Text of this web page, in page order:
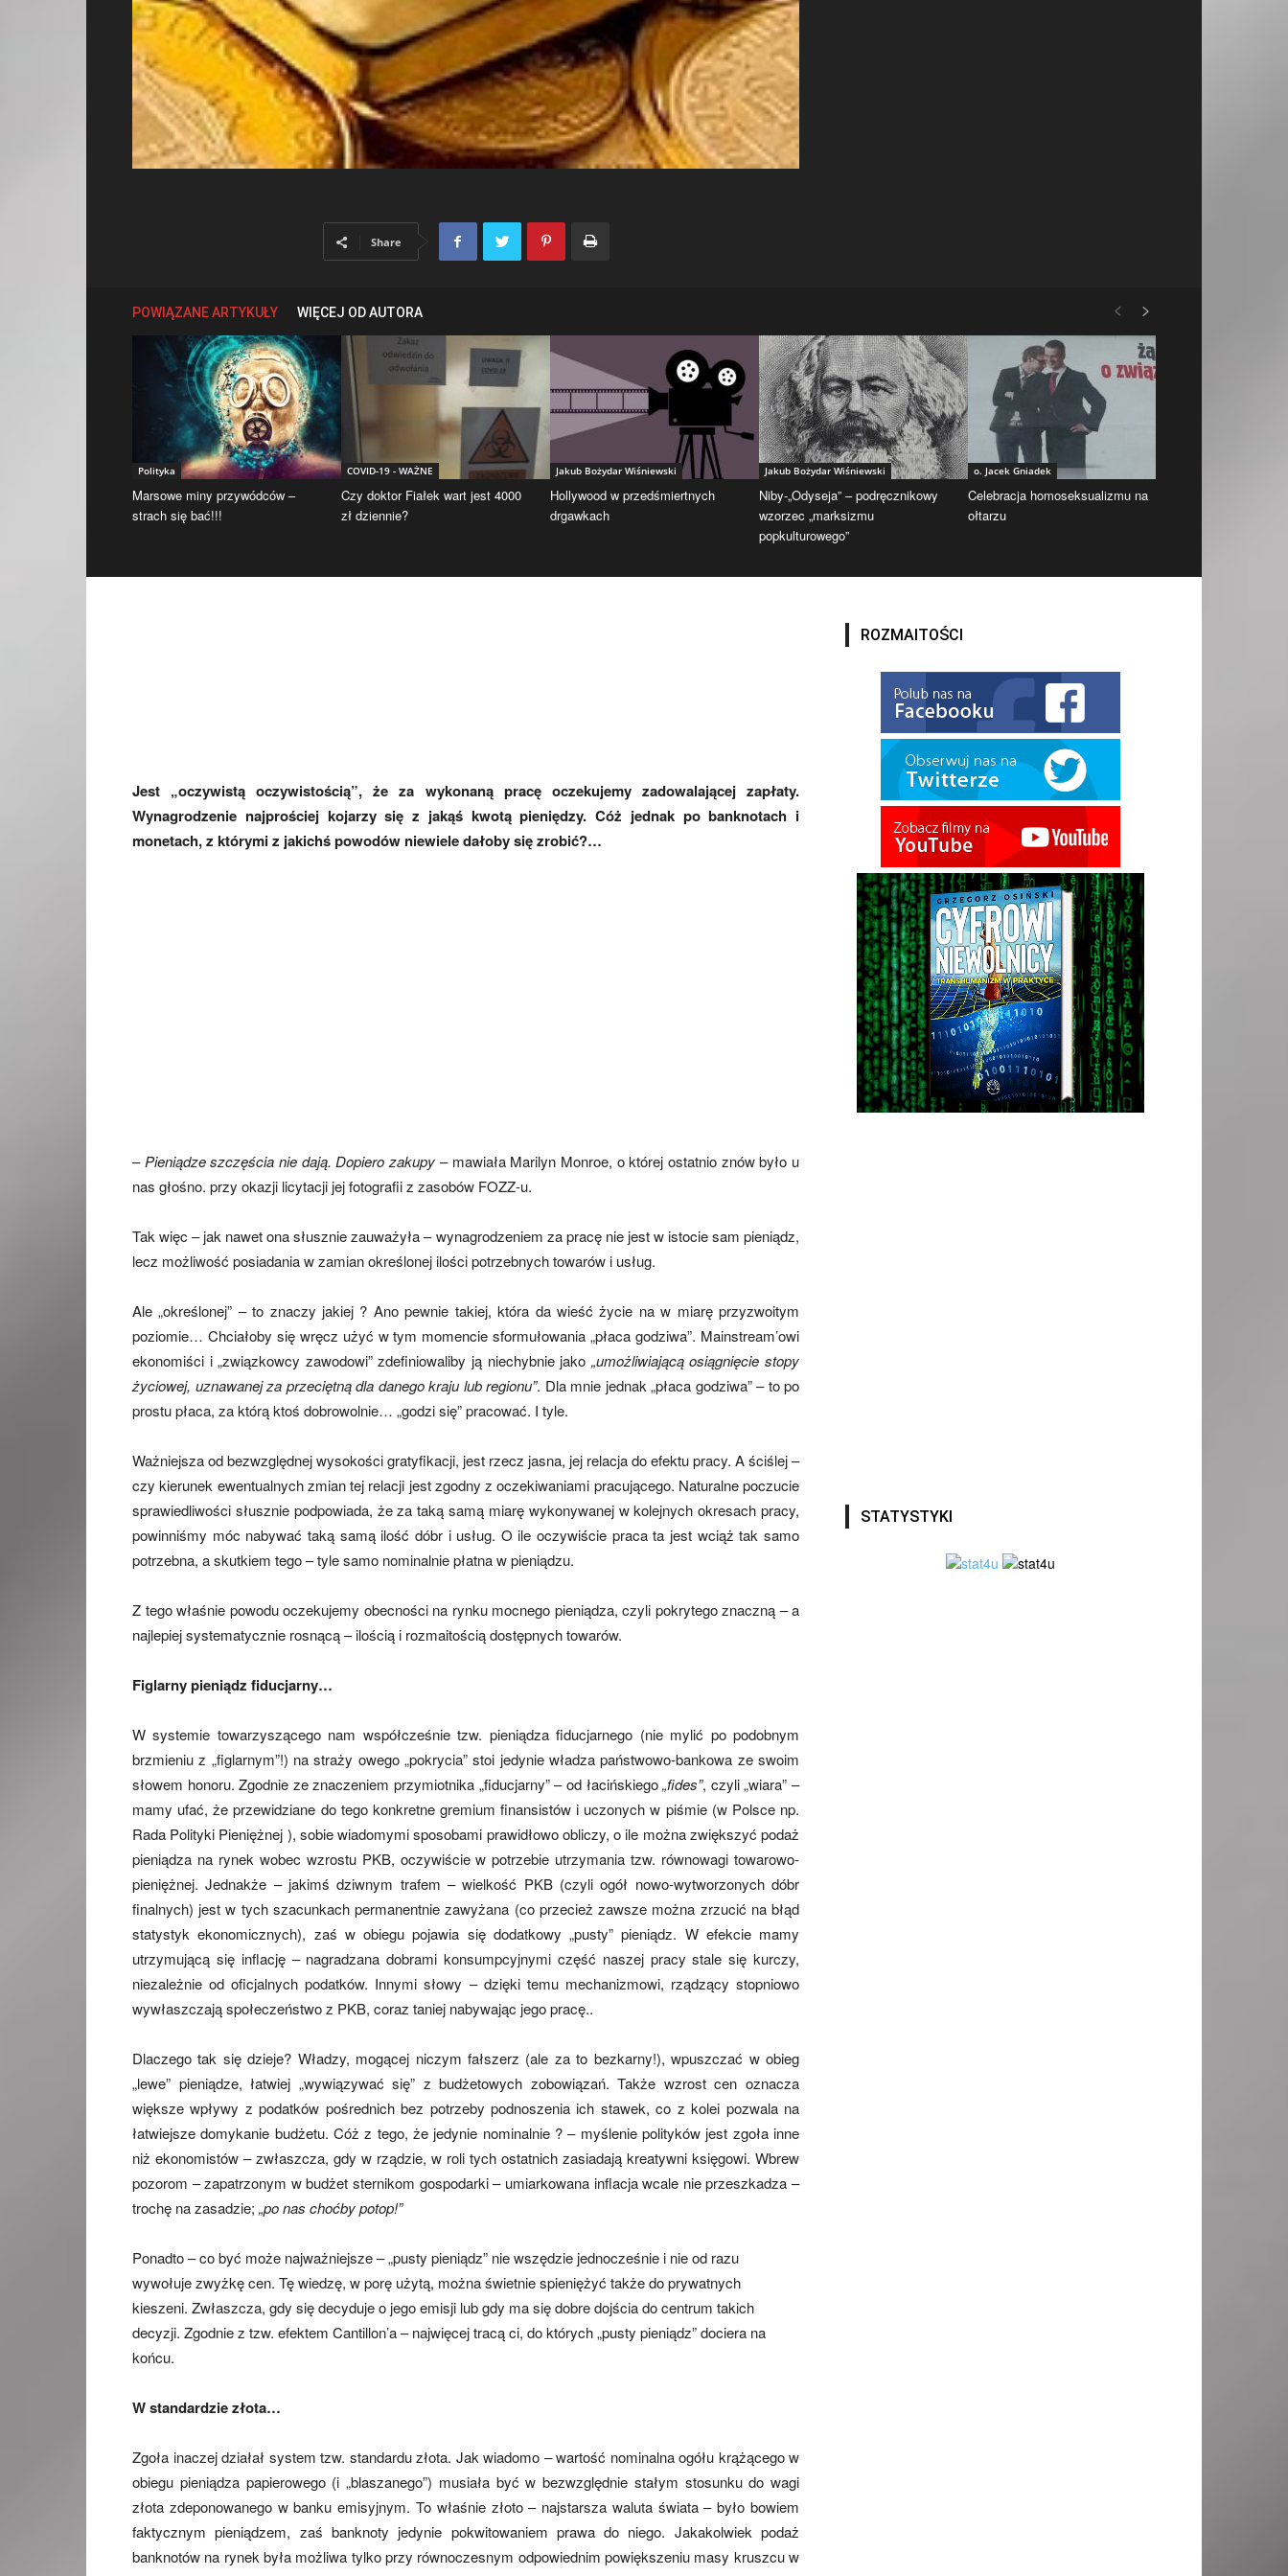
Share
POWIĄZANE ARTYKUŁY WIĘCEJ OD AUTORA
Polityka
Marsowe miny przywódców –
strach się bać!!!
COVID-19 - WAŻNE
Czy doktor Fiałek wart jest 4000
zł dziennie?
Jakub Bożydar Wiśniewski
Hollywood w przedśmiertnych
drgawkach
Jakub Bożydar Wiśniewski
Niby-„Odyseja” – podręcznikowy
wzorzec „marksizmu
popkulturowego”
o. Jacek Gniadek
Celebracja homoseksualizmu na
ołtarzu
Jest „oczywistą oczywistością”, że za wykonaną pracę oczekujemy zadowalającej zapłaty.
Wynagrodzenie najprościej kojarzy się z jakąś kwotą pieniędzy. Cóż jednak po banknotach i
monetach, z którymi z jakichś powodów niewiele dałoby się zrobić?…
– Pieniądze szczęścia nie dają. Dopiero zakupy – mawiała Marilyn Monroe, o której ostatnio znów było u
nas głośno. przy okazji licytacji jej fotografii z zasobów FOZZ-u.
Tak więc – jak nawet ona słusznie zauważyła – wynagrodzeniem za pracę nie jest w istocie sam pieniądz,
lecz możliwość posiadania w zamian określonej ilości potrzebnych towarów i usług.
Ale „określonej” – to znaczy jakiej ? Ano pewnie takiej, która da wieść życie na w miarę przyzwoitym
poziomie… Chciałoby się wręcz użyć w tym momencie sformułowania „płaca godziwa”. Mainstream’owi
ekonomiści i „związkowcy zawodowi” zdefiniowaliby ją niechybnie jako „umożliwiającą osiągnięcie stopy
życiowej, uznawanej za przeciętną dla danego kraju lub regionu”. Dla mnie jednak „płaca godziwa” – to po
prostu płaca, za którą ktoś dobrowolnie… „godzi się” pracować. I tyle.
Ważniejsza od bezwzględnej wysokości gratyfikacji, jest rzecz jasna, jej relacja do efektu pracy. A ściślej –
czy kierunek ewentualnych zmian tej relacji jest zgodny z oczekiwaniami pracującego. Naturalne poczucie
sprawiedliwości słusznie podpowiada, że za taką samą miarę wykonywanej w kolejnych okresach pracy,
powinniśmy móc nabywać taką samą ilość dóbr i usług. O ile oczywiście praca ta jest wciąż tak samo
potrzebna, a skutkiem tego – tyle samo nominalnie płatna w pieniądzu.
Z tego właśnie powodu oczekujemy obecności na rynku mocnego pieniądza, czyli pokrytego znaczną – a
najlepiej systematycznie rosnącą – ilością i rozmaitością dostępnych towarów.
Figlarny pieniądz fiducjarny…
W systemie towarzyszącego nam współcześnie tzw. pieniądza fiducjarnego (nie mylić po podobnym
brzmieniu z „figlarnym”!) na straży owego „pokrycia” stoi jedynie władza państwowo-bankowa ze swoim
słowem honoru. Zgodnie ze znaczeniem przymiotnika „fiducjarny” – od łacińskiego„fides”, czyli „wiara” –
mamy ufać, że przewidziane do tego konkretne gremium finansistów i uczonych w piśmie (w Polsce np.
Rada Polityki Pieniężnej ), sobie wiadomymi sposobami prawidłowo obliczy, o ile można zwiększyć podaż
pieniądza na rynek wobec wzrostu PKB, oczywiście w potrzebie utrzymania tzw. równowagi towarowo-
pieniężnej. Jednakże – jakimś dziwnym trafem – wielkość PKB (czyli ogół nowo-wytworzonych dóbr
finalnych) jest w tych szacunkach permanentnie zawyżana (co przecież zawsze można zrzucić na błąd
statystyk ekonomicznych), zaś w obiegu pojawia się dodatkowy „pusty” pieniądz. W efekcie mamy
utrzymującą się inflację – nagradzana dobrami konsumpcyjnymi część naszej pracy stale się kurczy,
niezależnie od oficjalnych podatków. Innymi słowy – dzięki temu mechanizmowi, rządzący stopniowo
wywłaszczają społeczeństwo z PKB, coraz taniej nabywając jego pracę..
Dlaczego tak się dzieje? Władzy, mogącej niczym fałszerz (ale za to bezkarny!), wpuszczać w obieg
„lewe” pieniądze, łatwiej „wywiązywać się” z budżetowych zobowiązań. Także wzrost cen oznacza
większe wpływy z podatków pośrednich bez potrzeby podnoszenia ich stawek, co z kolei pozwala na
łatwiejsze domykanie budżetu. Cóż z tego, że jedynie nominalnie ? – myślenie polityków jest zgoła inne
niż ekonomistów – zwłaszcza, gdy w rządzie, w roli tych ostatnich zasiadają kreatywni księgowi. Wbrew
pozorom – zapatrzonym w budżet sternikom gospodarki – umiarkowana inflacja wcale nie przeszkadza –
trochę na zasadzie; „po nas choćby potop!”
Ponadto – co być może najważniejsze – „pusty pieniądz” nie wszędzie jednocześnie i nie od razu
wywołuje zwyżkę cen. Tę wiedzę, w porę użytą, można świetnie spieniężyć także do prywatnych
kieszeni. Zwłaszcza, gdy się decyduje o jego emisji lub gdy ma się dobre dojścia do centrum takich
decyzji. Zgodnie z tzw. efektem Cantillon’a – najwięcej tracą ci, do których „pusty pieniądz” dociera na
końcu.
W standardzie złota…
Zgoła inaczej działał system tzw. standardu złota. Jak wiadomo – wartość nominalna ogółu krążącego w
obiegu pieniądza papierowego (i „blaszanego”) musiała być w bezwzględnie stałym stosunku do wagi
złota zdeponowanego w banku emisyjnym. To właśnie złoto – najstarsza waluta świata – było bowiem
faktycznym pieniądzem, zaś banknoty jedynie pokwitowaniem prawa do niego. Jakakolwiek podaż
banknotów na rynek była możliwa tylko przy równoczesnym odpowiednim powiększeniu masy kruszcu w
ROZMAITOŚCI
STATYSTYKI